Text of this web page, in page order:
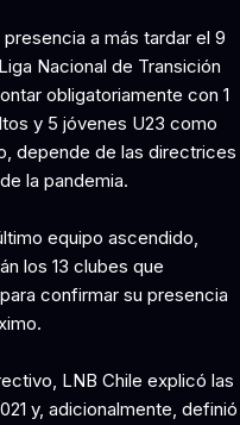
a más tardar el 9
Nacional de Transición
obligatoriamente con 1
y 5 jóvenes U23 como
depende de las directrices
la pandemia.
equipo ascendido,
los 13 clubes que
confirmar su presencia
LNB Chile explicó las
y, adicionalmente, definió